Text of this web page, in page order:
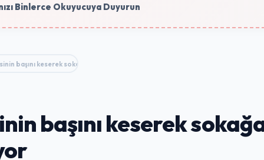
Binlerce Okuyucuya Duyurun
başını keserek sokağa atan Ali…
başını keserek